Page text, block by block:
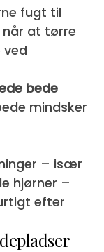
fugt til
når at tørre
ved
bede
mindsker
– især
hjørner –
efter